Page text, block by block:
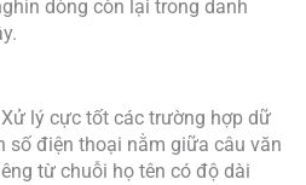
dòng còn lại trong danh
Xử lý cực tốt các trường hợp dữ
số điện thoại nằm giữa câu văn
từ chuỗi họ tên có độ dài